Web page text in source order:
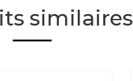
similaires